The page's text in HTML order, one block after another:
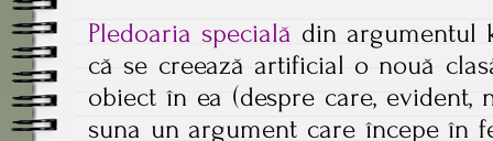
Pledoaria specială din argumentul
că se creează artificial o nouă
obiect în ea (despre care, evident,
suna un argument care începe în